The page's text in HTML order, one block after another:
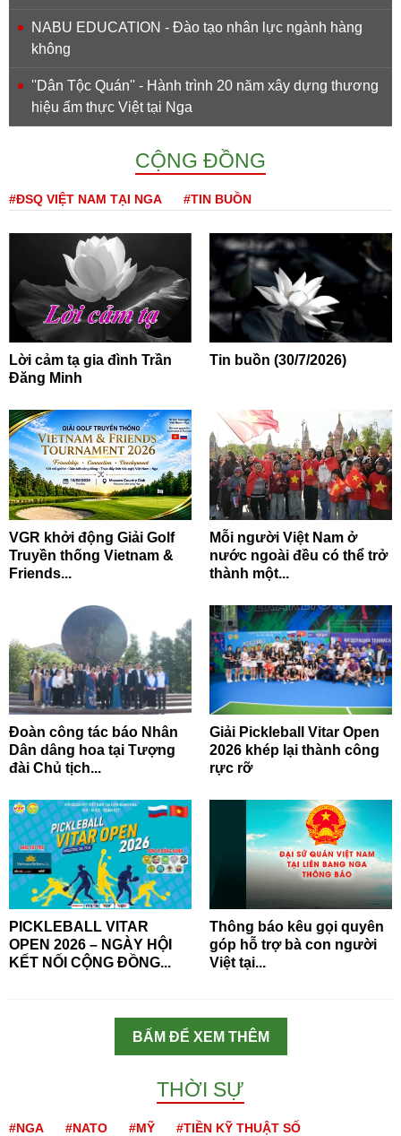
NABU EDUCATION - Đào tạo nhân lực ngành hàng
không
''Dân Tộc Quán'' - Hành trình 20 năm xây dựng thương
hiệu ẩm thực Việt tại Nga
CỘNG ĐỒNG
#ĐSQ VIỆT NAM TẠI NGA #TIN BUỒN
Lời cảm tạ gia đình Trần
Đăng Minh
Tin buồn (30/7/2026)
VGR khởi động Giải Golf
Truyền thống Vietnam &
Friends...
Mỗi người Việt Nam ở
nước ngoài đều có thể trở
thành một...
Đoàn công tác báo Nhân
Dân dâng hoa tại Tượng
đài Chủ tịch...
Giải Pickleball Vitar Open
2026 khép lại thành công
rực rỡ
PICKLEBALL VITAR
OPEN 2026 – NGÀY HỘI
KẾT NỐI CỘNG ĐỒNG...
Thông báo kêu gọi quyên
góp hỗ trợ bà con người
Việt tại...
BẤM ĐỂ XEM THÊM
THỜI SỰ
#NGA #NATO #MỸ #TIỀN KỸ THUẬT SỐ